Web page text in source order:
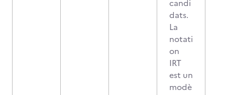
candi
dats.
La
notati
on
IRT
est un
modè